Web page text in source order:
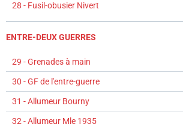
28 - Fusil-obusier Nivert
ENTRE-DEUX GUERRES
29 - Grenades à main
30 - GF de l'entre-guerre
31 - Allumeur Bourny
32 - Allumeur Mle 1935